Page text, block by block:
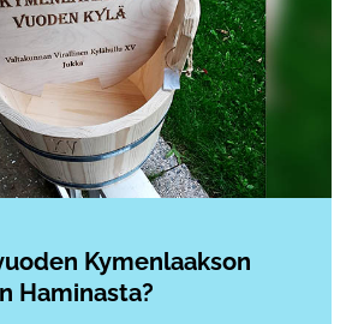
Kymenlaakson
Haminasta?